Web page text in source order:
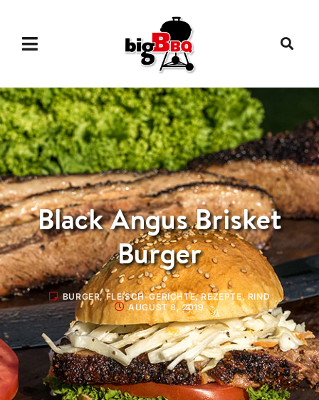
Black Angus Brisket
Burger
BURGER,FLEISCH-GERICHTE,REZEPTE,RIND
AUGUST 8, 2019